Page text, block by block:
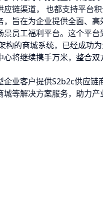
链渠道， 也都支持平台积
，旨在为企业提供全面、
景员工福利平台。这个平
构的商城系统，已经成功
将继续携手万米，整合
企业客户提供S2b2c供应链
等解决方案服务，助力产